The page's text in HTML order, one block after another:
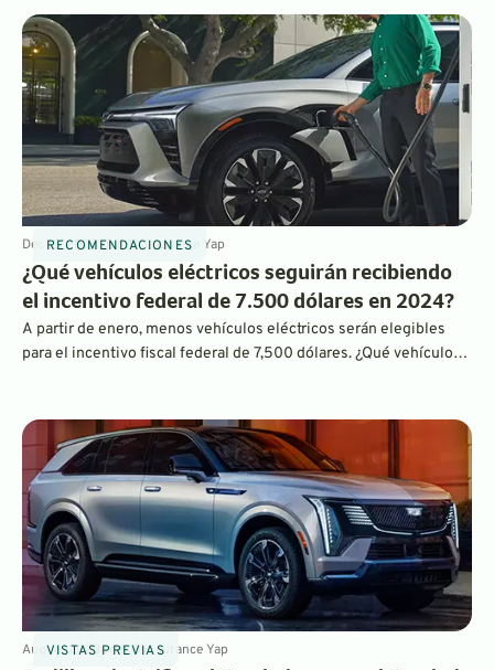
nos entusiasma.
RECOMENDACIONES
Dec 15, 20237minByLaurance Yap
¿Qué vehículos eléctricos seguirán recibiendo
el incentivo federal de 7.500 dólares en 2024?
A partir de enero, menos vehículos eléctricos serán elegibles
para el incentivo fiscal federal de 7,500 dólares. ¿Qué vehículos
VISTAS PREVIAS
Aug 16, 2023 6 minByLaurance Yap